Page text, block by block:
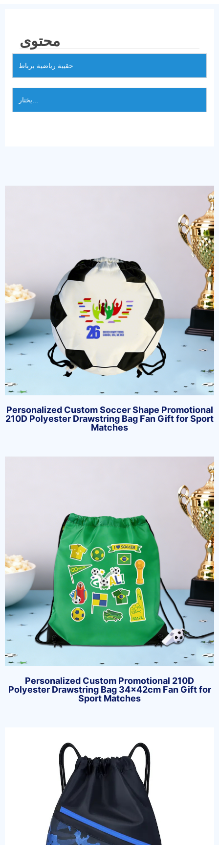
محتوى
Personalized Custom Soccer Shape Promotional
210D Polyester Drawstring Bag Fan Gift for Sport
Matches
Personalized Custom Promotional 210D
Polyester Drawstring Bag 34x42cm Fan Gift for
Sport Matches